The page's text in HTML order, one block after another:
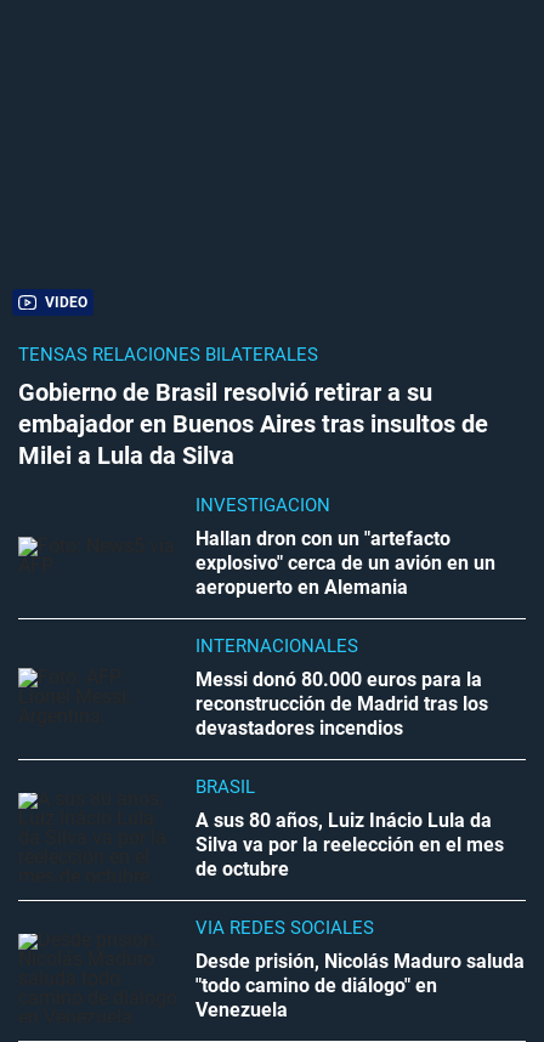
VIDEO
TENSAS RELACIONES BILATERALES
Gobierno de Brasil resolvió retirar a su
embajador en Buenos Aires tras insultos de
Milei a Lula da Silva
INVESTIGACIÓN
Hallan dron con un "artefacto
explosivo" cerca de un avión en un
aeropuerto en Alemania
INTERNACIONALES
Messi donó 80.000 euros para la
reconstrucción de Madrid tras los
devastadores incendios
BRASIL
A sus 80 años, Luiz Inácio Lula da
Silva va por la reelección en el mes
de octubre
VÍA REDES SOCIALES
Desde prisión, Nicolás Maduro saluda
"todo camino de diálogo" en
Venezuela